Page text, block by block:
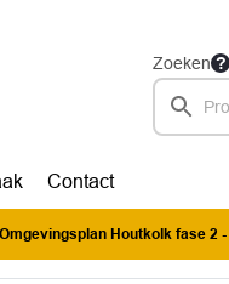
Zoeken
Contact
Houtkolk fase 2